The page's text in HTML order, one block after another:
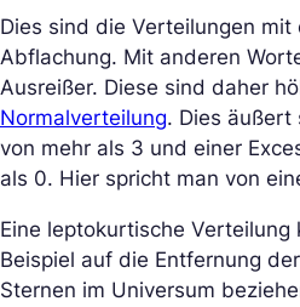
Dies sind die Verteilungen mit
Abflachung. Mit anderen
Ausreißer. Diese sind daher
Normalverteilung. Dies äußert
von mehr als 3 und einer
als 0. Hier spricht man von
Eine leptokurtische Verteilung
Beispiel auf die Entfernung
Sternen im Universum